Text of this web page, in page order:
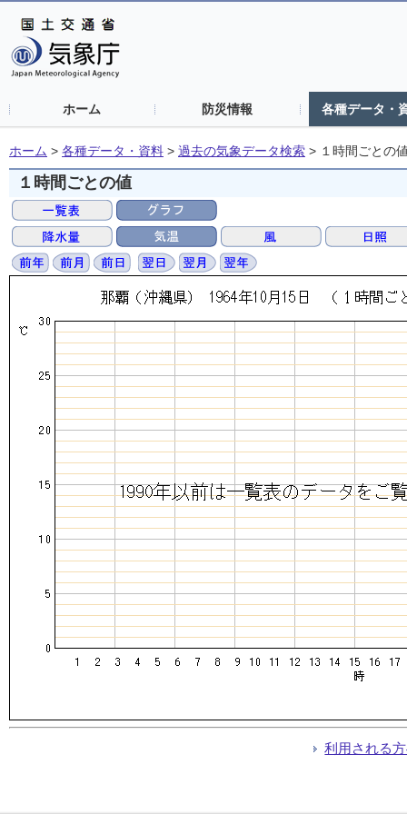
ホーム 防災情報 各種データ・
ホーム > 各種データ・資料 > 過去の気象データ検索 > １時間ごとの
１時間ごとの値
利用される